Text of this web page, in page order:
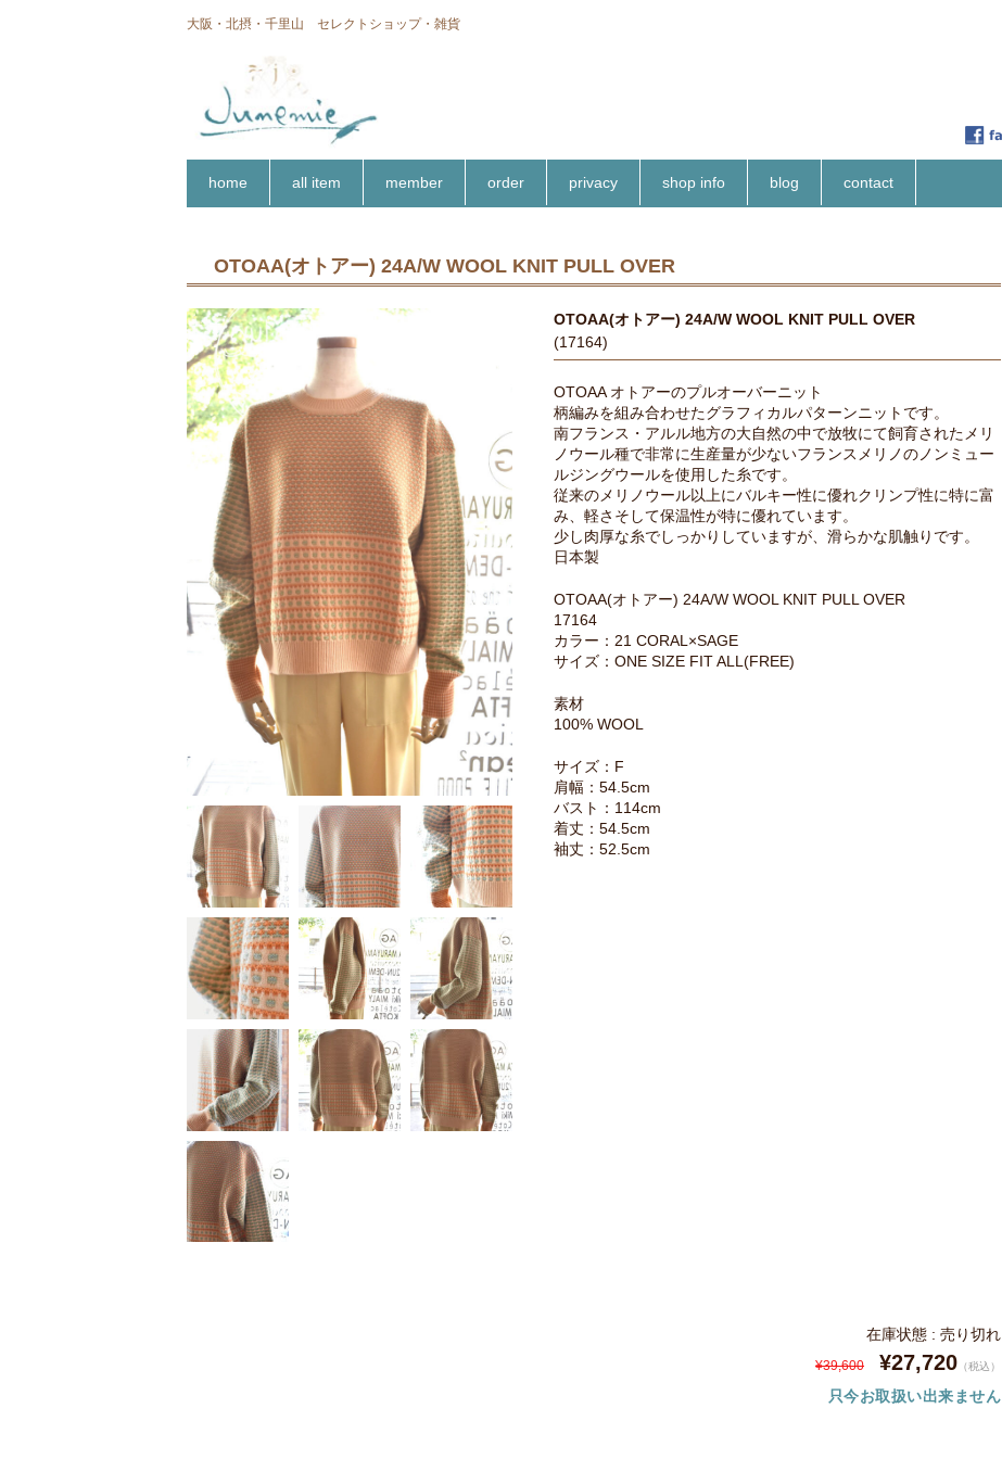
大阪・北摂・千里山 セレクトショップ・雑貨
home all item member order privacy shop info blog contact
OTOAA(オトアー) 24A/W WOOL KNIT PULL OVER
OTOAA(オトアー) 24A/W WOOL KNIT PULL OVER
(17164)
OTOAA オトアーのプルオーバーニット
柄編みを組み合わせたグラフィカルパターンニットです。
南フランス・アルル地方の大自然の中で放牧にて飼育されたメリ
ノウール種で非常に生産量が少ないフランスメリノのノンミュー
ルジングウールを使用した糸です。
従来のメリノウール以上にバルキー性に優れクリンプ性に特に富
み、軽さそして保温性が特に優れています。
少し肉厚な糸でしっかりしていますが、滑らかな肌触りです。
日本製
OTOAA(オトアー) 24A/W WOOL KNIT PULL OVER
17164
カラー：21 CORAL×SAGE
サイズ：ONE SIZE FIT ALL(FREE)
素材
100% WOOL
サイズ：F
肩幅：54.5cm
バスト：114cm
着丈：54.5cm
袖丈：52.5cm
在庫状態 : 売り切れ
¥39,600 ¥27,720 （税込）
只今お取扱い出来ません